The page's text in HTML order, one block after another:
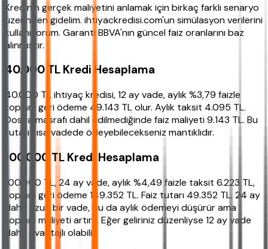
Kredinin gerçek maliyetini anlamak için birkaç farklı senaryo
üzerinden gidelim. ihtiyackredisi.com'un simülasyon verilerini
kullanıyorum. Garanti BBVA'nın güncel faiz oranlarını baz
alınmıştır.
40.000 TL Kredi Hesaplama
40.000 TL ihtiyaç kredisi, 12 ay vade, aylık %3,79 faizle
toplam geri ödeme 49.143 TL olur. Aylık taksit 4.095 TL.
Dosya masrafı dahil edilmediğinde faiz maliyeti 9.143 TL. Bu
tutarı kısa vadede ödeyebilecekseniz mantıklıdır.
100.000 TL Kredi Hesaplama
100.000 TL, 24 ay vade, aylık %4,49 faizle taksit 6.223 TL,
toplam geri ödeme 149.352 TL. Faiz tutarı 49.352 TL. 24 ay
daha uzun bir vade, bu da aylık ödemeyi düşürür ama
toplam maliyeti artırır. Eğer geliriniz düzenliyse 12 ay vade
daha avantajlı olabilir.